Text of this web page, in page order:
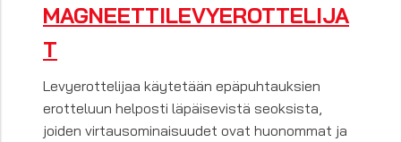
MAGNEETTILEVYEROTTELIJA
T
Levyerottelijaa käytetään epäpuhtauksien
erotteluun helposti läpäisevistä seoksista,
joiden virtausominaisuudet ovat huonommat ja